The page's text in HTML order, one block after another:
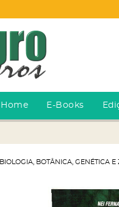
Home E-Books
BIOLOGIA, BOTÂNICA, GENÉTICA E